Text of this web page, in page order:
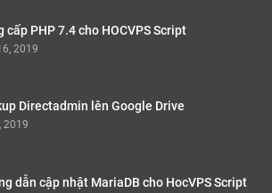
cấp PHP 7.4 cho HOCVPS Script
2019
Directadmin lên Google Drive
2019
dẫn cập nhật MariaDB cho HocVPS Script